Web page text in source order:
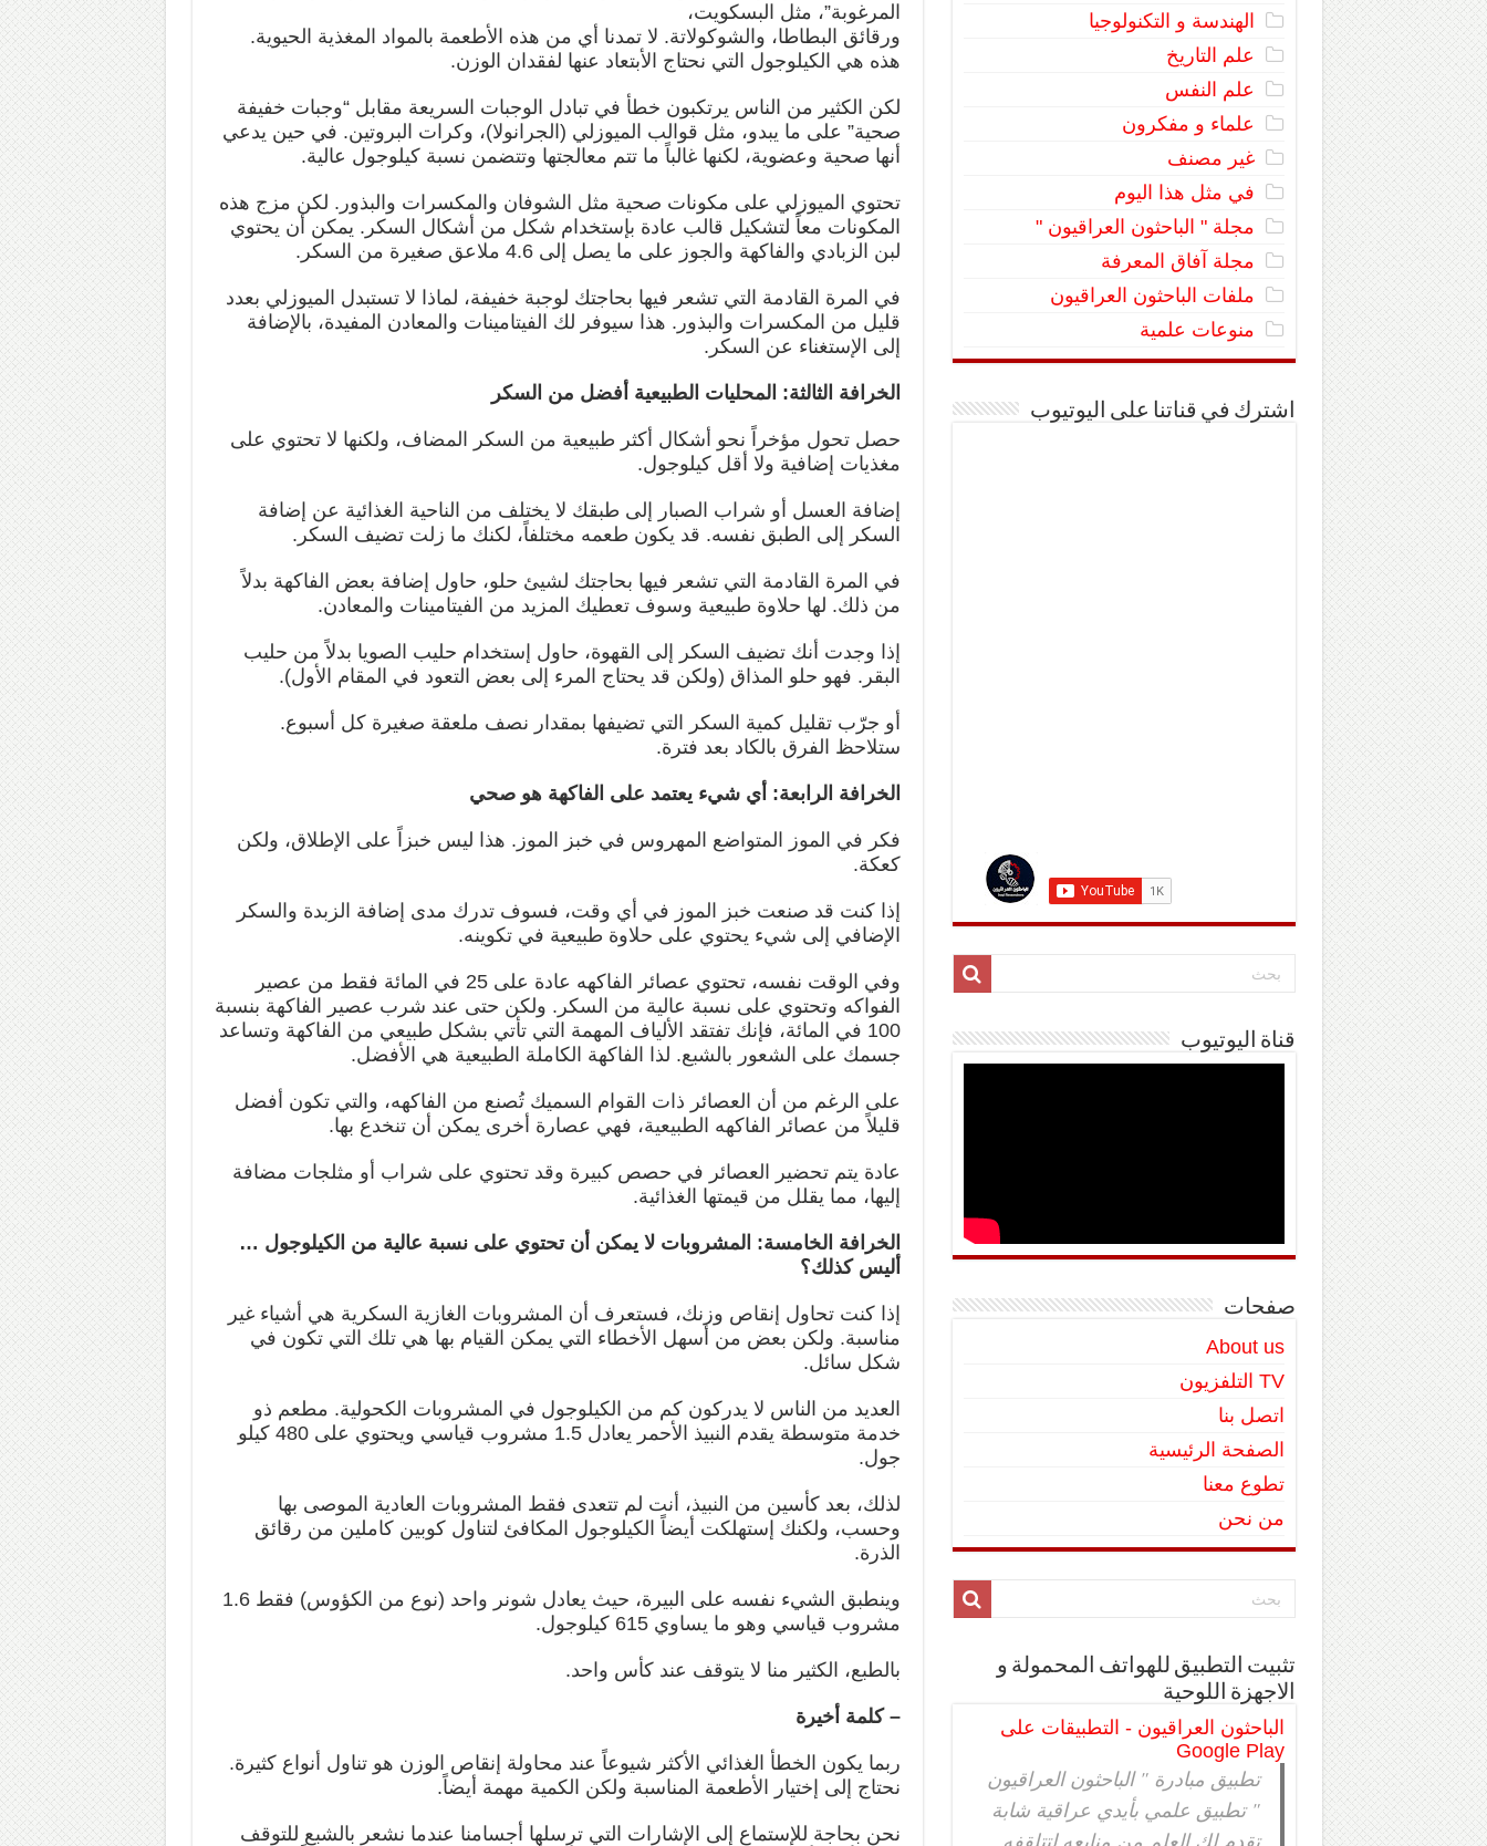
المرغوبة”، مثل البسكويت،
ورقائق البطاطا، والشوكولاتة. لا تمدنا أي من هذه الأطعمة بالمواد المغذية الحيوية.
هذه هي الكيلوجول التي نحتاج الأبتعاد عنها لفقدان الوزن.
لكن الكثير من الناس يرتكبون خطأ في تبادل الوجبات السريعة مقابل “وجبات خفيفة
صحية” على ما يبدو، مثل قوالب الميوزلي (الجرانولا)، وكرات البروتين. في حين يدعي
أنها صحية وعضوية، لكنها غالباً ما تتم معالجتها وتتضمن نسبة كيلوجول عالية.
تحتوي الميوزلي على مكونات صحية مثل الشوفان والمكسرات والبذور. لكن مزج هذه
المكونات معاً لتشكيل قالب عادة بإستخدام شكل من أشكال السكر. يمكن أن يحتوي
لبن الزبادي والفاكهة والجوز على ما يصل إلى 4.6 ملاعق صغيرة من السكر.
في المرة القادمة التي تشعر فيها بحاجتك لوجبة خفيفة، لماذا لا تستبدل الميوزلي بعدد
قليل من المكسرات والبذور. هذا سيوفر لك الفيتامينات والمعادن المفيدة، بالإضافة
إلى الإستغناء عن السكر.
الخرافة الثالثة: المحليات الطبيعية أفضل من السكر
حصل تحول مؤخراً نحو أشكال أكثر طبيعية من السكر المضاف، ولكنها لا تحتوي على
مغذيات إضافية ولا أقل كيلوجول.
إضافة العسل أو شراب الصبار إلى طبقك لا يختلف من الناحية الغذائية عن إضافة
السكر إلى الطبق نفسه. قد يكون طعمه مختلفاً، لكنك ما زلت تضيف السكر.
في المرة القادمة التي تشعر فيها بحاجتك لشيئ حلو، حاول إضافة بعض الفاكهة بدلاً
من ذلك. لها حلاوة طبيعية وسوف تعطيك المزيد من الفيتامينات والمعادن.
إذا وجدت أنك تضيف السكر إلى القهوة، حاول إستخدام حليب الصويا بدلاً من حليب
البقر. فهو حلو المذاق (ولكن قد يحتاج المرء إلى بعض التعود في المقام الأول).
أو جرّب تقليل كمية السكر التي تضيفها بمقدار نصف ملعقة صغيرة كل أسبوع.
ستلاحظ الفرق بالكاد بعد فترة.
الخرافة الرابعة: أي شيء يعتمد على الفاكهة هو صحي
فكر في الموز المتواضع المهروس في خبز الموز. هذا ليس خبزاً على الإطلاق، ولكن
كعكة.
إذا كنت قد صنعت خبز الموز في أي وقت، فسوف تدرك مدى إضافة الزبدة والسكر
الإضافي إلى شيء يحتوي على حلاوة طبيعية في تكوينه.
وفي الوقت نفسه، تحتوي عصائر الفاكهه عادة على 25 في المائة فقط من عصير
الفواكه وتحتوي على نسبة عالية من السكر. ولكن حتى عند شرب عصير الفاكهة بنسبة
100 في المائة، فإنك تفتقد الألياف المهمة التي تأتي بشكل طبيعي من الفاكهة وتساعد
جسمك على الشعور بالشبع. لذا الفاكهة الكاملة الطبيعية هي الأفضل.
على الرغم من أن العصائر ذات القوام السميك تُصنع من الفاكهه، والتي تكون أفضل
قليلاً من عصائر الفاكهه الطبيعية، فهي عصارة أخرى يمكن أن تنخدع بها.
عادة يتم تحضير العصائر في حصص كبيرة وقد تحتوي على شراب أو مثلجات مضافة
إليها، مما يقلل من قيمتها الغذائية.
الخرافة الخامسة: المشروبات لا يمكن أن تحتوي على نسبة عالية من الكيلوجول …
أليس كذلك؟
إذا كنت تحاول إنقاص وزنك، فستعرف أن المشروبات الغازية السكرية هي أشياء غير
مناسبة. ولكن بعض من أسهل الأخطاء التي يمكن القيام بها هي تلك التي تكون في
شكل سائل.
العديد من الناس لا يدركون كم من الكيلوجول في المشروبات الكحولية. مطعم ذو
خدمة متوسطة يقدم النبيذ الأحمر يعادل 1.5 مشروب قياسي ويحتوي على 480 كيلو
جول.
لذلك، بعد كأسين من النبيذ، أنت لم تتعدى فقط المشروبات العادية الموصى بها
وحسب، ولكنك إستهلكت أيضاً الكيلوجول المكافئ لتناول كوبين كاملين من رقائق
الذرة.
وينطبق الشيء نفسه على البيرة، حيث يعادل شونر واحد (نوع من الكؤوس) فقط 1.6
مشروب قياسي وهو ما يساوي 615 كيلوجول.
بالطبع، الكثير منا لا يتوقف عند كأس واحد.
– كلمة أخيرة
ربما يكون الخطأ الغذائي الأكثر شيوعاً عند محاولة إنقاص الوزن هو تناول أنواع كثيرة.
نحتاج إلى إختيار الأطعمة المناسبة ولكن الكمية مهمة أيضاً.
نحن بحاجة للإستماع إلى الإشارات التي ترسلها أجسامنا عندما نشعر بالشبع للتوقف
الهندسة و التكنولوجيا
علم التاريخ
علم النفس
علماء و مفكرون
غير مصنف
في مثل هذا اليوم
مجلة " الباحثون العراقيون "
مجلة آفاق المعرفة
ملفات الباحثون العراقيون
منوعات علمية
اشترك في قناتنا على اليوتيوب
قناة اليوتيوب
صفحات
About us
TV التلفزيون
اتصل بنا
الصفحة الرئيسية
تطوع معنا
من نحن
تثبيت التطبيق للهواتف المحمولة و
الاجهزة اللوحية
الباحثون العراقيون - التطبيقات على
Google Play
تطبيق مبادرة " الباحثون العراقيون
" تطبيق علمي بأيدي عراقية شابة
تقدم لك العلم من منابعه لتتلقفه